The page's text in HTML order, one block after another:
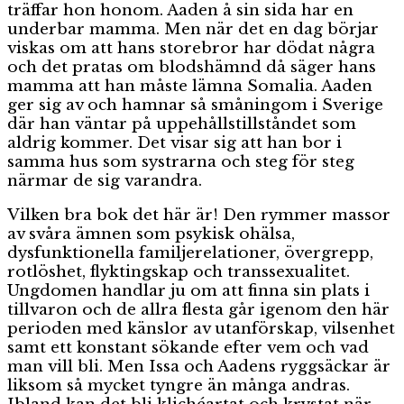
träffar hon honom. Aaden å sin sida har en
underbar mamma. Men när det en dag börjar
viskas om att hans storebror har dödat några
och det pratas om blodshämnd då säger hans
mamma att han måste lämna Somalia. Aaden
ger sig av och hamnar så småningom i Sverige
där han väntar på uppehållstillståndet som
aldrig kommer. Det visar sig att han bor i
samma hus som systrarna och steg för steg
närmar de sig varandra.
Vilken bra bok det här är! Den rymmer massor
av svåra ämnen som psykisk ohälsa,
dysfunktionella familjerelationer, övergrepp,
rotlöshet, flyktingskap och transsexualitet.
Ungdomen handlar ju om att finna sin plats i
tillvaron och de allra flesta går igenom den här
perioden med känslor av utanförskap, vilsenhet
samt ett konstant sökande efter vem och vad
man vill bli. Men Issa och Aadens ryggsäckar är
liksom så mycket tyngre än många andras.